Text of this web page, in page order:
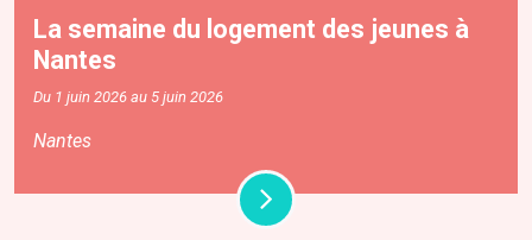
La semaine du logement des jeunes à
Nantes
Du 1 juin 2026 au 5 juin 2026
Nantes